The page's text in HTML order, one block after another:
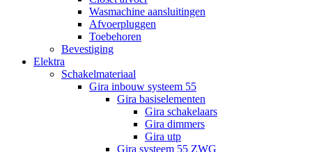
Wasmachine aansluitingen
Afvoerpluggen
Toebehoren
Bevestiging
Elektra
Schakelmateriaal
Gira inbouw systeem 55
Gira basiselementen
Gira schakelaars
Gira dimmers
Gira utp
Gira systeem 55 ZWG